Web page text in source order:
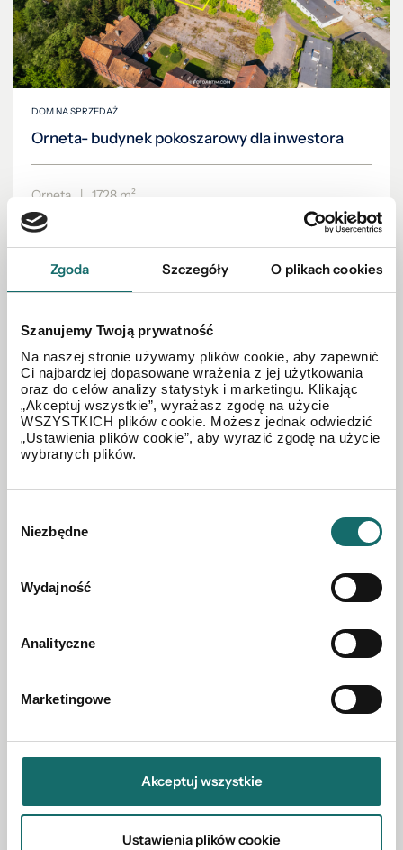
Zgoda Szczegóły O plikach cookies
Szanujemy Twoją prywatność
Na naszej stronie używamy plików cookie, aby zapewnić
Ci najbardziej dopasowane wrażenia z jej użytkowania
oraz do celów analizy statystyk i marketingu. Klikając
„Akceptuj wszystkie”, wyrażasz zgodę na użycie
WSZYSTKICH plików cookie. Możesz jednak odwiedzić
„Ustawienia plików cookie”, aby wyrazić zgodę na użycie
wybranych plików.
zgody
Niezbędne
Wydajność
Analityczne
Marketingowe
Akceptuj wszystkie
Ustawienia plików cookie
DOM NA SPRZEDAŻ
Orneta- budynek pokoszarowy dla inwestora
Orneta | 1728 m²
290 000 PLN
Olsztynku
Olsztynek
3 100 000 PLN